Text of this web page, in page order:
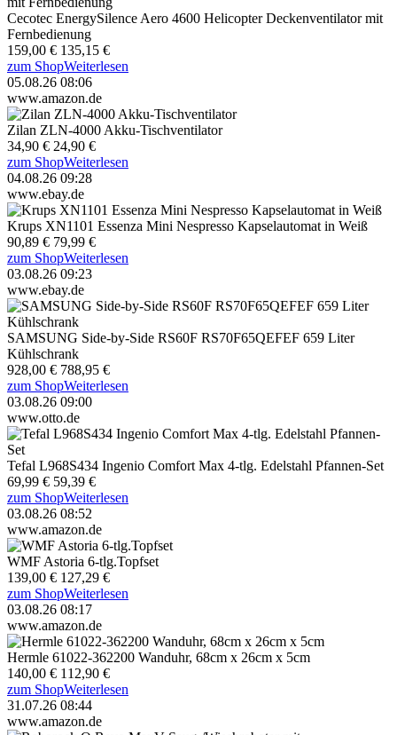
Cecotec EnergySilence Aero 4600 Helicopter Deckenventilator mit
Fernbedienung
159,00 € 135,15 €
zum ShopWeiterlesen
05.08.26 08:06
www.amazon.de
Zilan ZLN-4000 Akku-Tischventilator
34,90 € 24,90 €
zum ShopWeiterlesen
04.08.26 09:28
www.ebay.de
Krups XN1101 Essenza Mini Nespresso Kapselautomat in Weiß
90,89 € 79,99 €
zum ShopWeiterlesen
03.08.26 09:23
www.ebay.de
SAMSUNG Side-by-Side RS60F RS70F65QEFEF 659 Liter
Kühlschrank
928,00 € 788,95 €
zum ShopWeiterlesen
03.08.26 09:00
www.otto.de
Tefal L968S434 Ingenio Comfort Max 4-tlg. Edelstahl Pfannen-Set
69,99 € 59,39 €
zum ShopWeiterlesen
03.08.26 08:52
www.amazon.de
WMF Astoria 6-tlg.Topfset
139,00 € 127,29 €
zum ShopWeiterlesen
03.08.26 08:17
www.amazon.de
Hermle 61022-362200 Wanduhr, 68cm x 26cm x 5cm
140,00 € 112,90 €
zum ShopWeiterlesen
31.07.26 08:44
www.amazon.de